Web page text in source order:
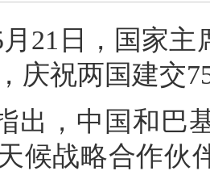
月21日，国家
庆祝两国建交
出，中国和巴
候战略合作伙